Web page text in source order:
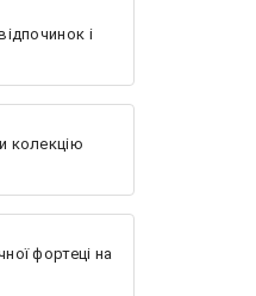
і
колекцію
фортеці на